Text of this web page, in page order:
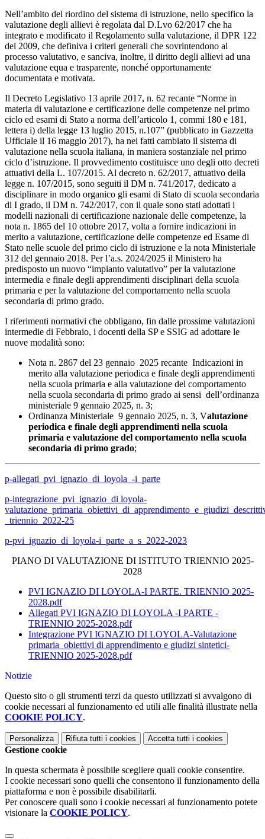
Nell’ambito del riordino del sistema di istruzione, nello specifico la
valutazione degli allievi è regolata dal D.Lvo 62/2017 che ha
integrato e modificato il Regolamento sulla valutazione, il DPR 122
del 2009, che definiva i criteri generali che sovrintendono al
processo valutativo, e sanciva, inoltre, il diritto degli allievi ad una
valutazione equa e trasparente, nonché opportunamente
documentata e motivata.
Il Decreto Legislativo 13 aprile 2017, n. 62 recante “Norme in
materia di valutazione e certificazione delle competenze nel primo
ciclo ed esami di Stato a norma dell’articolo 1, commi 180 e 181,
lettera i) della legge 13 luglio 2015, n.107” (pubblicato in Gazzetta
Ufficiale il 16 maggio 2017), ha nei fatti cambiato il sistema di
valutazione nella scuola italiana, in maniera sostanziale nel primo
ciclo d’istruzione. Il provvedimento costituisce uno degli otto decreti
attuativi della L. 107/2015. Al decreto n. 62/2017, attuativo della
legge n. 107/2015, sono seguiti il DM n. 741/2017, dedicato a
disciplinare in modo organico gli esami di Stato di scuola secondaria
di I grado, il DM n. 742/2017, con il quale sono stati adottati i
modelli nazionali di certificazione nazionale delle competenze, la
nota n. 1865 del 10 ottobre 2017, volta a fornire indicazioni in
merito a valutazione, certificazione delle competenze ed Esame di
Stato nelle scuole del primo ciclo di istruzione e la nota Ministeriale
312 del gennaio 2018. Per l’a.s. 2024/2025 il Ministero ha
predisposto un nuovo “impianto valutativo” per la valutazione
intermedia e finale degli apprendimenti disciplinari della scuola
primaria e per la valutazione del comportamento nella scuola
secondaria di primo grado.
I riferimenti normativi che obbligano, fin dalle prossime valutazioni
intermedie di Febbraio, i docenti della SP e SSIG ad adottare le
nuove modalità sono:
Nota n. 2867 del 23 gennaio 2025 recante Indicazioni in
merito alla valutazione periodica e finale degli apprendimenti
nella scuola primaria e alla valutazione del comportamento
nella scuola secondaria di primo grado ai sensi dell’ordinanza
ministeriale 9 gennaio 2025, n. 3;
Ordinanza Ministeriale 9 gennaio 2025, n. 3, Valutazione
periodica e finale degli apprendimenti nella scuola
primaria e valutazione del comportamento nella scuola
secondaria di primo grado;
p-allegati_pvi_ignazio_di_loyola_-i_parte
p-integrazione_pvi_ignazio_di loyola-
_triennio_2022-25
p-pvi_ignazio_di_loyola-i_parte_a_s_2022-2023
PIANO DI VALUTAZIONE DI ISTITUTO TRIENNIO 2025-
2028
PVI IGNAZIO DI LOYOLA-I PARTE. TRIENNIO 2025-
2028.pdf
Allegati PVI IGNAZIO DI LOYOLA -I PARTE -
TRIENNIO 2025-2028.pdf
Integrazione PVI IGNAZIO DI LOYOLA-Valutazione
primaria_obiettivi di apprendimento e giudizi sintetici-
TRIENNIO 2025-2028.pdf
Notizie
Questo sito o gli strumenti terzi da questo utilizzati si avvalgono di
cookie necessari al funzionamento ed utili alle finalità illustrate nella
COOKIE POLICY.
Personalizza Rifiuta tutti i cookies Accetta tutti i cookies
Gestione cookie
In questa schermata è possibile scegliere quali cookie consentire.
I cookie necessari sono quelli che consentono il funzionamento della
piattaforma e non è possibile disabilitarli.
Per conoscere quali sono i cookie necessari al funzionamento potete
visionare la COOKIE POLICY.